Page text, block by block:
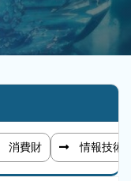
消費財 情報技術